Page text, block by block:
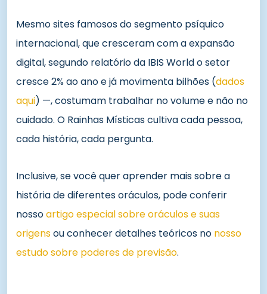
Mesmo sites famosos do segmento psíquico
internacional, que cresceram com a expansão
digital, segundo relatório da IBIS World o setor
cresce 2% ao ano e já movimenta bilhões (dados
aqui) —, costumam trabalhar no volume e não no
cuidado. O Rainhas Místicas cultiva cada pessoa,
cada história, cada pergunta.
Inclusive, se você quer aprender mais sobre a
história de diferentes oráculos, pode conferir
nossoartigo especial sobre oráculos e suas
origensou conhecer detalhes teóricos no nosso
estudo sobre poderes de previsão.